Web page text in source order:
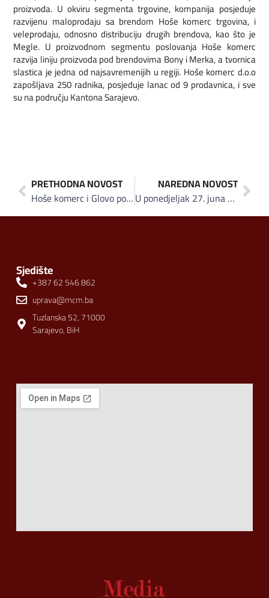
proizvoda. U okviru segmenta trgovine, kompanija posjeduje
razvijenu maloprodaju sa brendom Hoše komerc trgovina, i
veleprodaju, odnosno distribuciju drugih brendova, kao što je
Megle. U proizvodnom segmentu poslovanja Hoše komerc
razvija liniju proizvoda pod brendovima Bony i Merka, a tvornica
slastica je jedna od najsavremenijih u regiji. Hoše komerc d.o.o
zapošljava 250 radnika, posjeduje lanac od 9 prodavnica, i sve
su na području Kantona Sarajevo.
PRETHODNA NOVOST
Hoše komerc i Glovo počeli saradnju: Kućna dostava za više od 600 artikala
NAREDNA NOVOST
U ponedjeljak 27. juna svečano otvorenje obnovljenog objekta “Banja Reumal”: Ustanova od državnog značaja sa 50 novih radnih mjesta
Sjedište
+387 62 546 862
uprava@mcm.ba
Tuzlanska 52, 71000
Sarajevo, BiH